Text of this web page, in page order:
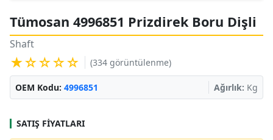
Tümosan 4996851 Prizdirek Boru Dişli
Shaft
★☆☆☆☆ (334 görüntülenme)
OEM Kodu: 4996851 Ağırlık: Kg
SATIŞ FIYATLARI